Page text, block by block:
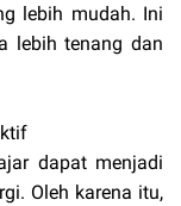
lebih mudah. Ini
lebih tenang dan
dapat menjadi
Oleh karena itu,